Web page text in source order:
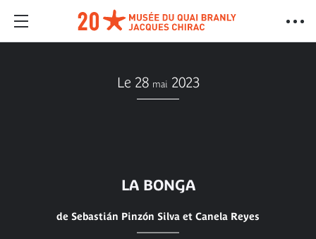
Le 28 mai 2023
LA BONGA
de Sebastián Pinzón Silva et Canela Reyes